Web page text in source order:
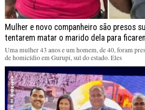
Mulher e novo companheiro são presos
tentarem matar o marido dela para
Uma mulher 43 anos e um homem, de 40, foram
de homicídio em Gurupi, sul do estado. Eles